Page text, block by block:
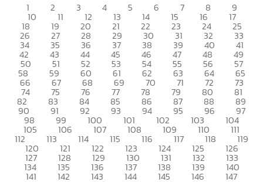
1 2 3 4 5 6 7 8 9
10 11 12 13 14 15 16 17
18 19 20 21 22 23 24 25
26 27 28 29 30 31 32 33
34 35 36 37 38 39 40 41
42 43 44 45 46 47 48 49
50 51 52 53 54 55 56 57
58 59 60 61 62 63 64 65
66 67 68 69 70 71 72 73
74 75 76 77 78 79 80 81
82 83 84 85 86 87 88 89
90 91 92 93 94 95 96 97
98 99 100 101 102 103 104
105 106 107 108 109 110 111
112 113 114 115 116 117 118 119
120 121 122 123 124 125 126
127 128 129 130 131 132 133
134 135 136 137 138 139 140
141 142 143 144 145 146 147